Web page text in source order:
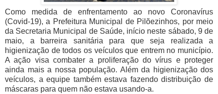
Como medida de enfrentamento ao novo Coronavírus
(Covid-19), a Prefeitura Municipal de Pilõezinhos, por meio
da Secretaria Municipal de Saúde, início neste sábado, 9 de
maio, a barreira sanitária para que seja realizada a
higienização de todos os veículos que entrem no município.
A ação visa combater a proliferação do vírus e proteger
ainda mais a nossa população. Além da higienização dos
veículos, a equipe também estava fazendo distribuição de
máscaras para quem não estava usando-a.